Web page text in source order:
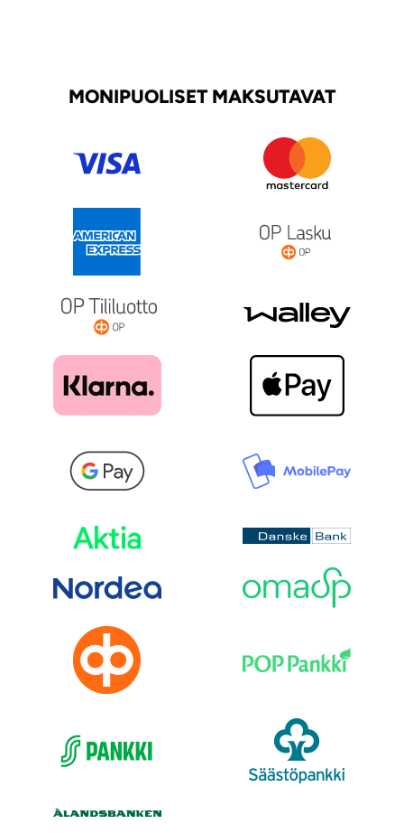
MONIPUOLISET MAKSUTAVAT